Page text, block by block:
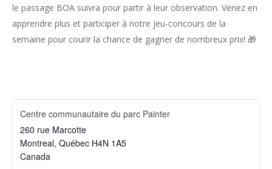
le passage BOA suivra pour partir à leur observation. Venez en
apprendre plus et participer à notre jeu-concours de la
semaine pour courir la chance de gagner de nombreux prix! 🎁
Centre communautaire du parc Painter
260 rue Marcotte
Montreal, Québec H4N 1A5
Canada